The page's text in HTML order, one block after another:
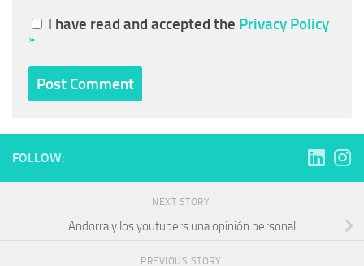
I have read and accepted the Privacy Policy
*
FOLLOW:
NEXT STORY
Andorra y los youtubers una opinión personal
PREVIOUS STORY